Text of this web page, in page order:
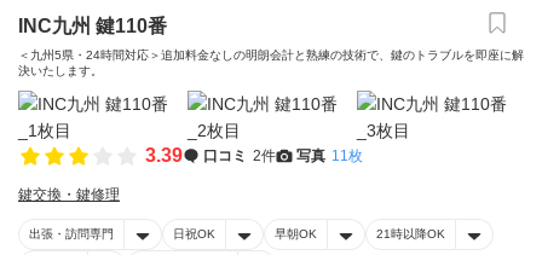
INC九州 鍵110番
＜九州5県・24時間対応＞追加料金なしの明朗会計と熟練の技術で、鍵のトラブルを即座に解
決いたします。
3.39 口コミ 2件 写真 11枚
鍵交換・鍵修理
出張・訪問専門 日祝OK 早朝OK 21時以降OK